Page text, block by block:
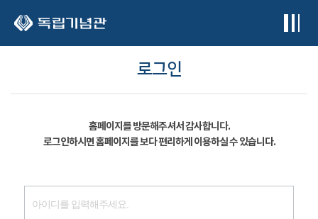
로그인
홈페이지를 방문해주셔서 감사합니다.
로그인하시면 홈페이지를 보다 편리하게 이용하실 수 있습니다.